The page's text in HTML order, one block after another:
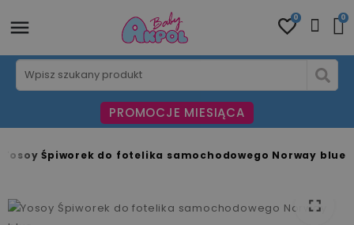
0 0
PROMOCJE MIESIĄCA
Yosoy Śpiworek do fotelika samochodowego Norway blue
fullscreen
fullscreen